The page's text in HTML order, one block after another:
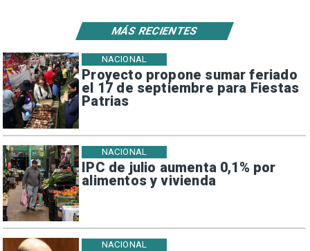
Proyecto propone sumar feriado
el 17 de septiembre para Fiestas
Patrias
NACIONAL
IPC de julio aumenta 0,1% por
alimentos y vivienda
NACIONAL
NACIONAL
MÁS RECIENTES